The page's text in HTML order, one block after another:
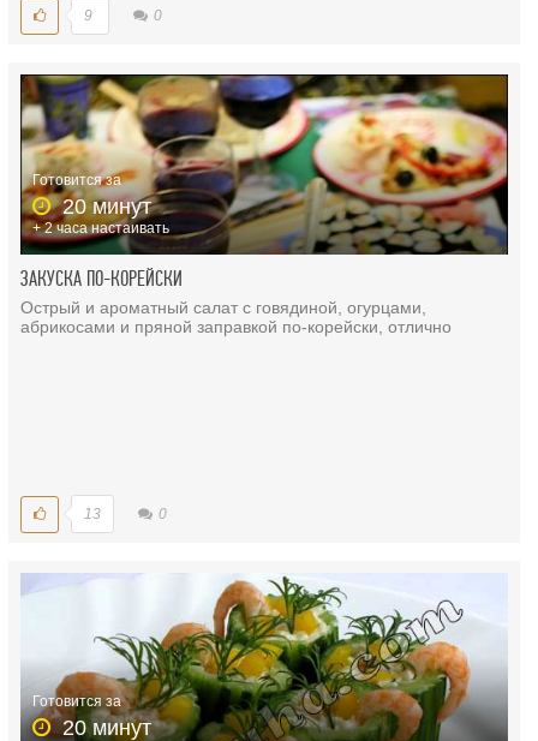
9 0
Готовится за
20 минут
+ 2 часа настаивать
ЗАКУСКА ПО-КОРЕЙСКИ
Острый и ароматный салат с говядиной, огурцами,
абрикосами и пряной заправкой по-корейски, отлично
13 0
Готовится за
20 минут